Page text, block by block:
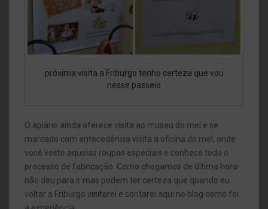
próxima visita a Friburgo tenho certeza que vou
nesse passeio
O apiário ainda oferece visita ao museu do mel e se
marcado com antecedência visita a oficina do mel, onde
você veste aquelas roupas especiais e conhece todo o
processo de fabricação. Como chegamos de última hora
não deu para ir mas podem ter certeza que quando eu
voltar a Friburgo visitarei e contarei aqui no blog como foi